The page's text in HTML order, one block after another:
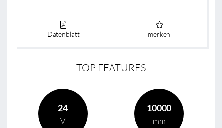
Datenblatt merken
TOP FEATURES
24
V
10000
mm